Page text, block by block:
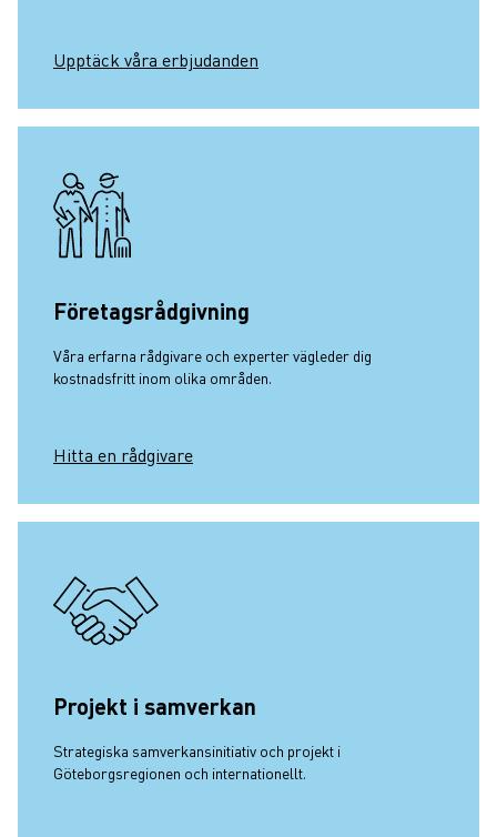
Upptäck våra erbjudanden
Företagsrådgivning
Våra erfarna rådgivare och experter vägleder dig
kostnadsfritt inom olika områden.
Hitta en rådgivare
Projekt i samverkan
Strategiska samverkansinitiativ och projekt i
Göteborgsregionen och internationellt.